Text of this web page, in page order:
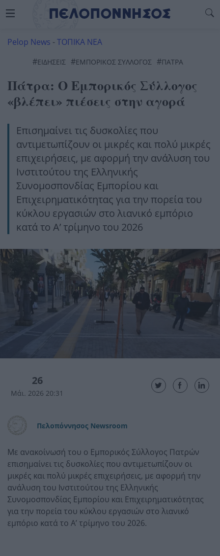
Pelop News -ΤΟΠΙΚΑ ΝΕΑ
#ΕΙΔΗΣΕΙΣ #ΕΜΠΟΡΙΚΟΣ ΣΥΛΛΟΓΟΣ #ΠΆΤΡΑ
Πάτρα: Ο Εμπορικός Σύλλογος
«βλέπει» πιέσεις στην αγορά
Επισημαίνει τις δυσκολίες που
αντιμετωπίζουν οι μικρές και πολύ μικρές
επιχειρήσεις, με αφορμή την ανάλυση του
Ινστιτούτου της Ελληνικής
Συνομοσπονδίας Εμπορίου και
Επιχειρηματικότητας για την πορεία του
κύκλου εργασιών στο λιανικό εμπόριο
κατά το Α’ τρίμηνο του 2026
26
Μάι. 2026 20:31
Πελοπόννησος Newsroom
Με ανακοίνωσή του ο Εμπορικός Σύλλογος Πατρών
επισημαίνει τις δυσκολίες που αντιμετωπίζουν οι
μικρές και πολύ μικρές επιχειρήσεις, με αφορμή την
ανάλυση του Ινστιτούτου της Ελληνικής
Συνομοσπονδίας Εμπορίου και Επιχειρηματικότητας
για την πορεία του κύκλου εργασιών στο λιανικό
εμπόριο κατά το Α’ τρίμηνο του 2026.